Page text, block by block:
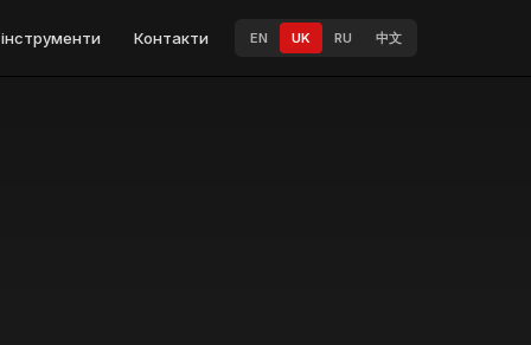
інструменти Контакти EN UK RU 中文